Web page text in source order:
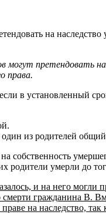
на
претендовать
права.
в установленный
из родителей
собственность
родители умерли до
и на него могли
гражданина В.
на наследство,